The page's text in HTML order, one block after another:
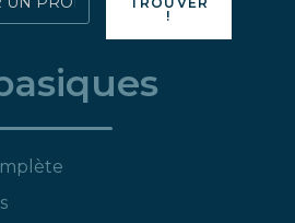
directement
produit
:
!